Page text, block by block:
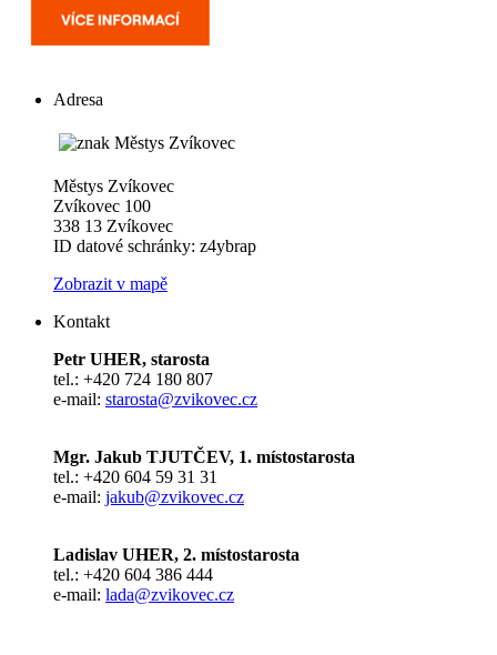
Adresa
Městys Zvíkovec
Zvíkovec 100
338 13 Zvíkovec
ID datové schránky: z4ybrap
Zobrazit v mapě
Kontakt
Petr UHER, starosta
tel.: +420 724 180 807
e-mail: starosta@zvikovec.cz
Mgr. Jakub TJUTČEV, 1. místostarosta
tel.: +420 604 59 31 31
e-mail: jakub@zvikovec.cz
Ladislav UHER, 2. místostarosta
tel.: +420 604 386 444
e-mail: lada@zvikovec.cz